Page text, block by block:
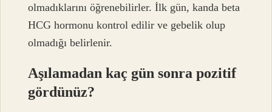
olmadıklarını öğrenebilirler. İlk gün, kanda beta
HCG hormonu kontrol edilir ve gebelik olup
olmadığı belirlenir.
Aşılamadan kaç gün sonra pozitif
gördünüz?